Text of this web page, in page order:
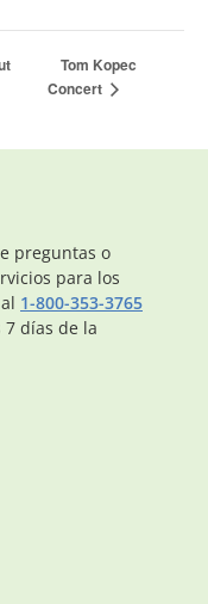
Tom Kopec
Concert
preguntas o
para los
1-800-353-3765
7 días de la